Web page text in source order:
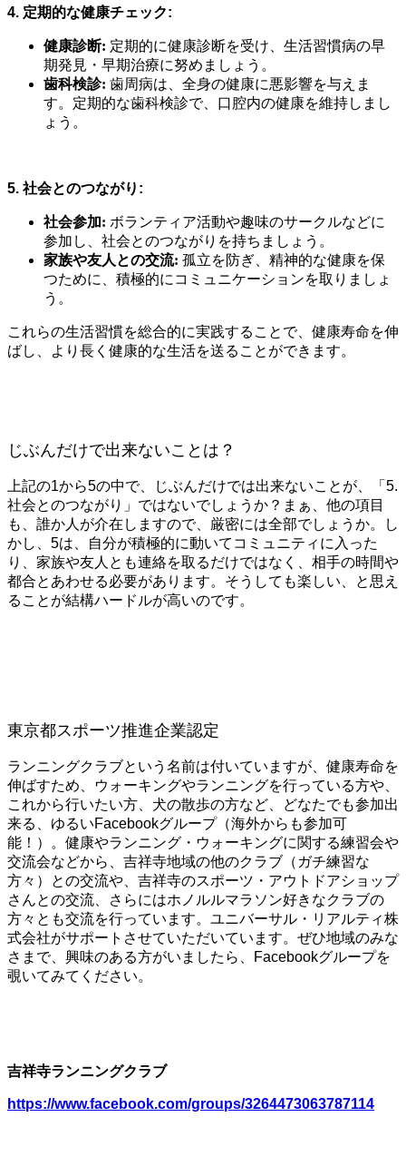
4. 定期的な健康チェック:
健康診断: 定期的に健康診断を受け、生活習慣病の早
期発見・早期治療に努めましょう。
歯科検診: 歯周病は、全身の健康に悪影響を与えま
す。定期的な歯科検診で、口腔内の健康を維持しまし
ょう。
5. 社会とのつながり:
社会参加: ボランティア活動や趣味のサークルなどに
参加し、社会とのつながりを持ちましょう。
家族や友人との交流: 孤立を防ぎ、精神的な健康を保
つために、積極的にコミュニケーションを取りましょ
う。
これらの生活習慣を総合的に実践することで、健康寿命を伸
ばし、より長く健康的な生活を送ることができます。
じぶんだけで出来ないことは？
上記の1から5の中で、じぶんだけでは出来ないことが、「5.
社会とのつながり」ではないでしょうか？まぁ、他の項目
も、誰か人が介在しますので、厳密には全部でしょうか。し
かし、5は、自分が積極的に動いてコミュニティに入った
り、家族や友人とも連絡を取るだけではなく、相手の時間や
都合とあわせる必要があります。そうしても楽しい、と思え
ることが結構ハードルが高いのです。
東京都スポーツ推進企業認定
ランニングクラブという名前は付いていますが、健康寿命を
伸ばすため、ウォーキングやランニングを行っている方や、
これから行いたい方、犬の散歩の方など、どなたでも参加出
来る、ゆるいFacebookグループ（海外からも参加可
能！）。健康やランニング・ウォーキングに関する練習会や
交流会などから、吉祥寺地域の他のクラブ（ガチ練習な
方々）との交流や、吉祥寺のスポーツ・アウトドアショップ
さんとの交流、さらにはホノルルマラソン好きなクラブの
方々とも交流を行っています。ユニバーサル・リアルティ株
式会社がサポートさせていただいています。ぜひ地域のみな
さまで、興味のある方がいましたら、Facebookグループを
覗いてみてください。
吉祥寺ランニングクラブ
https://www.facebook.com/groups/3264473063787114